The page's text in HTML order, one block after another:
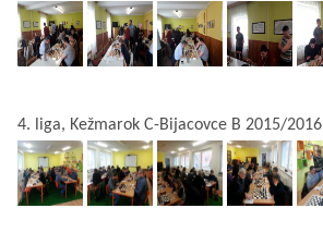
4. liga, Kežmarok C-Bijacovce B 2015/2016